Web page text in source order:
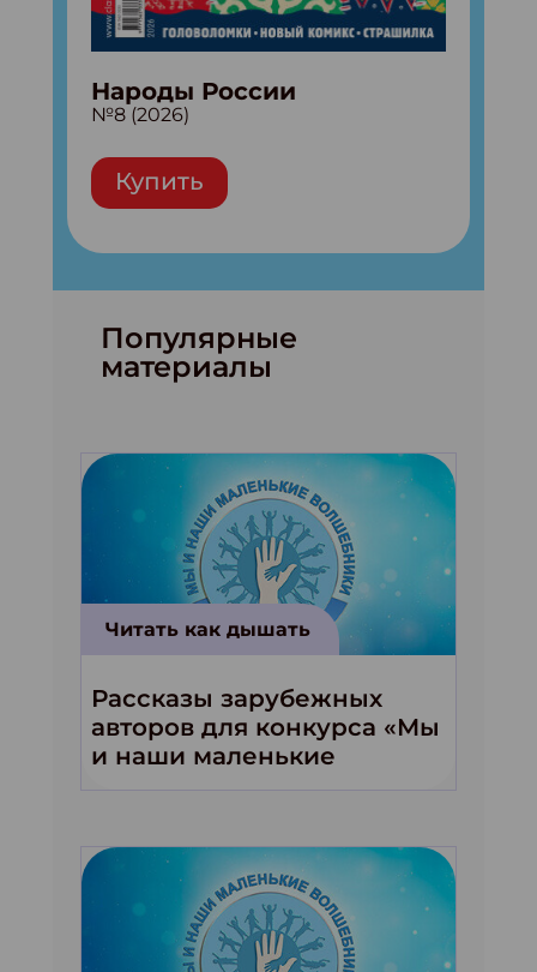
Народы России
№8 (2026)
Купить
Популярные
материалы
Читать как дышать
Рассказы зарубежных
авторов для конкурса «Мы
и наши маленькие
волшебники!»